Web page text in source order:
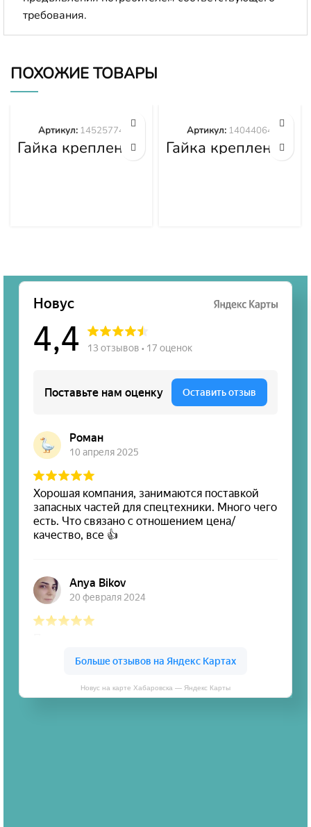
требования.
ПОХОЖИЕ ТОВАРЫ
Гайка крепления
башмака
Артикул: 14525774
Гайка крепления
башмака
Артикул: 14044064
Новус на карте Хабаровска — Яндекс Карты